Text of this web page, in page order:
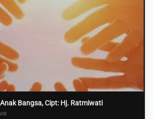
Anak Bangsa, Cipt: Hj. Ratmiwati